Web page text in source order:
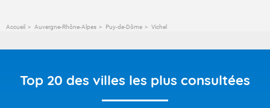
Accueil Auvergne-Rhône-Alpes Puy-de-Dôme Vichel
Top 20 des villes les plus consultées